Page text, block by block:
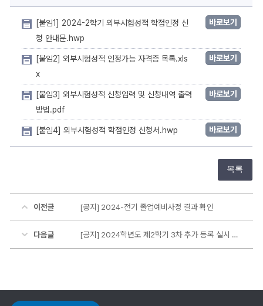
[붙임1] 2024-2학기 외부시험성적 학점인정 신
청 안내문.hwp
바로보기
[붙임2] 외부시험성적 인정가능 자격증 목록.xls
x
바로보기
[붙임3] 외부시험성적 신청입력 및 신청내역 출력
방법.pdf
바로보기
[붙임4] 외부시험성적 학점인정 신청서.hwp 바로보기
목록
이전글 [공지] 2024-전기 졸업예비사정 결과 확인
다음글 [공지] 2024학년도 제2학기 3차 추가 등록 실시 안내